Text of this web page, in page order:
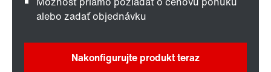
alebo zadať objednávku
Nakonfigurujte produkt teraz